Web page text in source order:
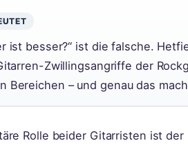
ist besser?“ ist die falsche.
Zwillingsangriffe der
Bereichen – und genau das
Rolle beider Gitarristen ist